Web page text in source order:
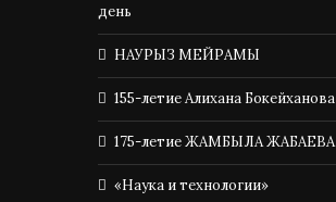
день
НАУРЫЗ МЕЙРАМЫ
155-летие Алихана Бокейханова
175-летие ЖАМБЫЛА ЖАБАЕВА
«Наука и технологии»